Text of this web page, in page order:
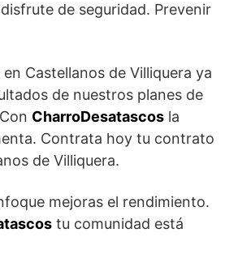
de seguridad. Prevenir
Castellanos de Villiquera ya
de nuestros planes de
CharroDesatascos la
Contrata hoy tu contrato
de Villiquera.
mejoras el rendimiento.
tu comunidad está